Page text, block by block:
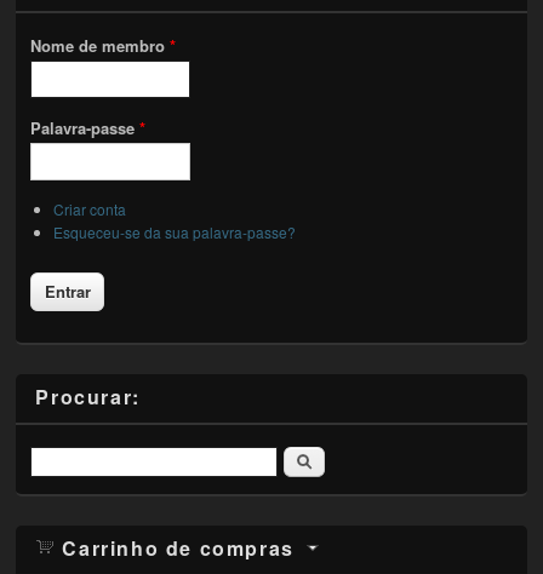
Nome de membro*
Palavra-passe*
Criar conta
Esqueceu-se da sua palavra-passe?
Procurar:
Pesquisar
Carrinho de compras